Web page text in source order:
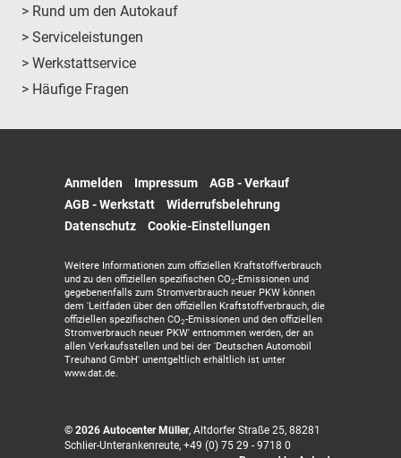
> Rund um den Autokauf
> Serviceleistungen
> Werkstattservice
> Häufige Fragen
Anmelden Impressum
AGB - Verkauf
AGB - Werkstatt
Widerrufsbelehrung
Datenschutz
Cookie-Einstellungen
Weitere Informationen zum offiziellen Kraftstoffverbrauch
und zu den offiziellen spezifischen CO2-Emissionen und
gegebenenfalls zum Stromverbrauch neuer PKW können
dem 'Leitfaden über den offiziellen Kraftstoffverbrauch, die
offiziellen spezifischen CO2-Emissionen und den offiziellen
Stromverbrauch neuer PKW' entnommen werden, der an
allen Verkaufsstellen und bei der 'Deutschen Automobil
Treuhand GmbH' unentgeltlich erhältlich ist unter
www.dat.de.
© 2026 Autocenter Müller, Altdorfer Straße 25, 88281
Schlier-Unterankenreute, +49 (0) 75 29 - 9718 0